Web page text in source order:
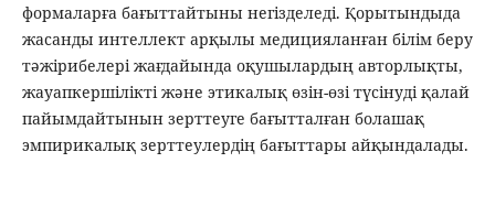
формаларға бағыттайтыны негізделеді. Қорытындыда
жасанды интеллект арқылы медицияланған білім беру
тәжірибелері жағдайында оқушылардың авторлықты,
жауапкершілікті және этикалық өзін-өзі түсінуді қалай
пайымдайтынын зерттеуге бағытталған болашақ
эмпирикалық зерттеулердің бағыттары айқындалады.